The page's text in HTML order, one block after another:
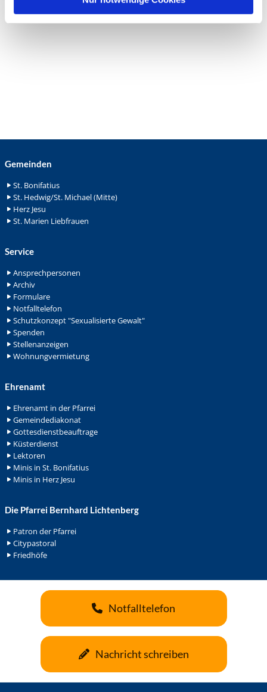
Gemeinden
St. Bonifatius
St. Hedwig/St. Michael (Mitte)
Herz Jesu
St. Marien Liebfrauen
Service
Ansprechpersonen
Archiv
Formulare
Notfalltelefon
Schutzkonzept "Sexualisierte Gewalt"
Spenden
Stellenanzeigen
Wohnungvermietung
Ehrenamt
Ehrenamt in der Pfarrei
Gemeindediakonat
Gottesdienstbeauftrage
Küsterdienst
Lektoren
Minis in St. Bonifatius
Minis in Herz Jesu
Die Pfarrei Bernhard Lichtenberg
Patron der Pfarrei
Citypastoral
Friedhöfe
Notfalltelefon
Nachricht schreiben